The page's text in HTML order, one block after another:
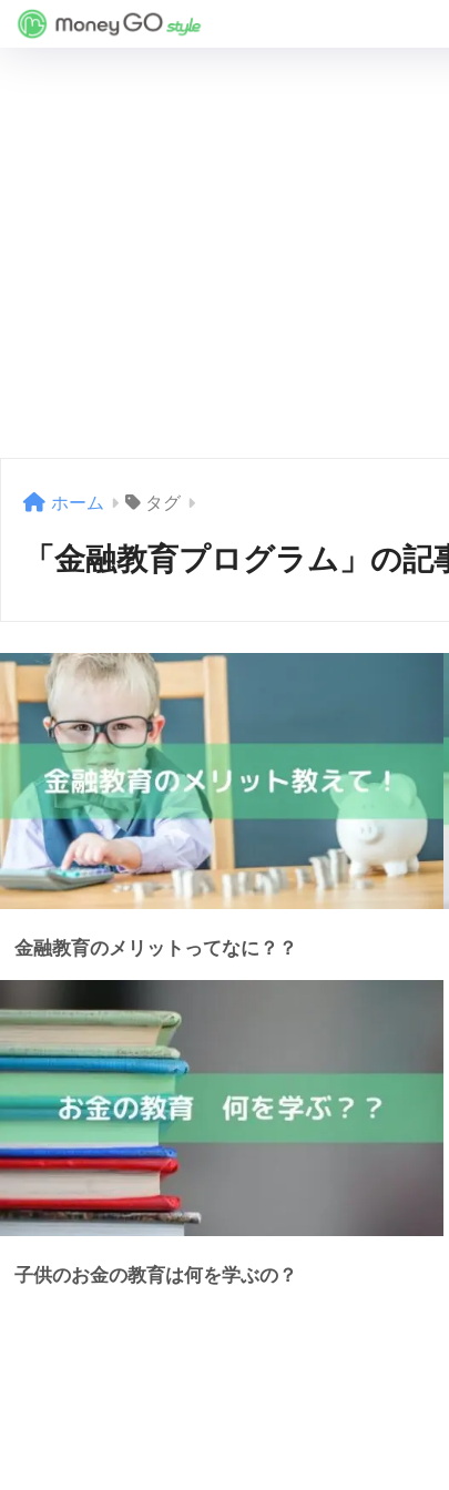
ホーム タグ
「金融教育プログラム」の記
金融教育のメリットってなに？？
子供のお金の教育は何を学ぶの？